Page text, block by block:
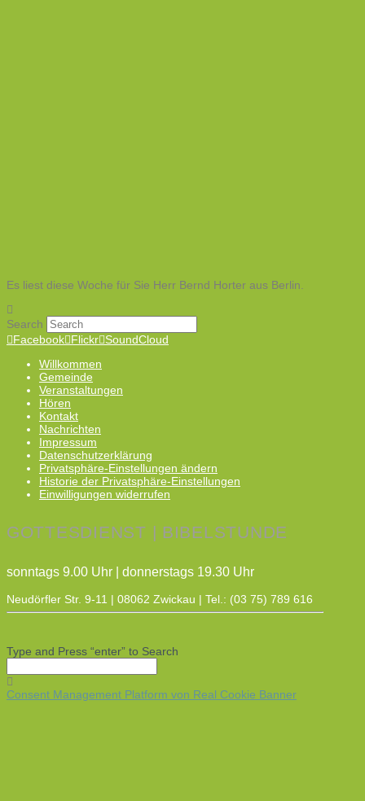
Es liest diese Woche für Sie Herr Bernd Horter aus Berlin.
Search
Facebook Flickr SoundCloud
Willkommen
Gemeinde
Veranstaltungen
Hören
Kontakt
Nachrichten
Impressum
Datenschutzerklärung
Privatsphäre-Einstellungen ändern
Historie der Privatsphäre-Einstellungen
Einwilligungen widerrufen
GOTTESDIENST | BIBELSTUNDE
sonntags 9.00 Uhr | donnerstags 19.30 Uhr
Neudörfler Str. 9-11 | 08062 Zwickau | Tel.: (03 75) 789 616
Type and Press “enter” to Search
Consent Management Platform von Real Cookie Banner